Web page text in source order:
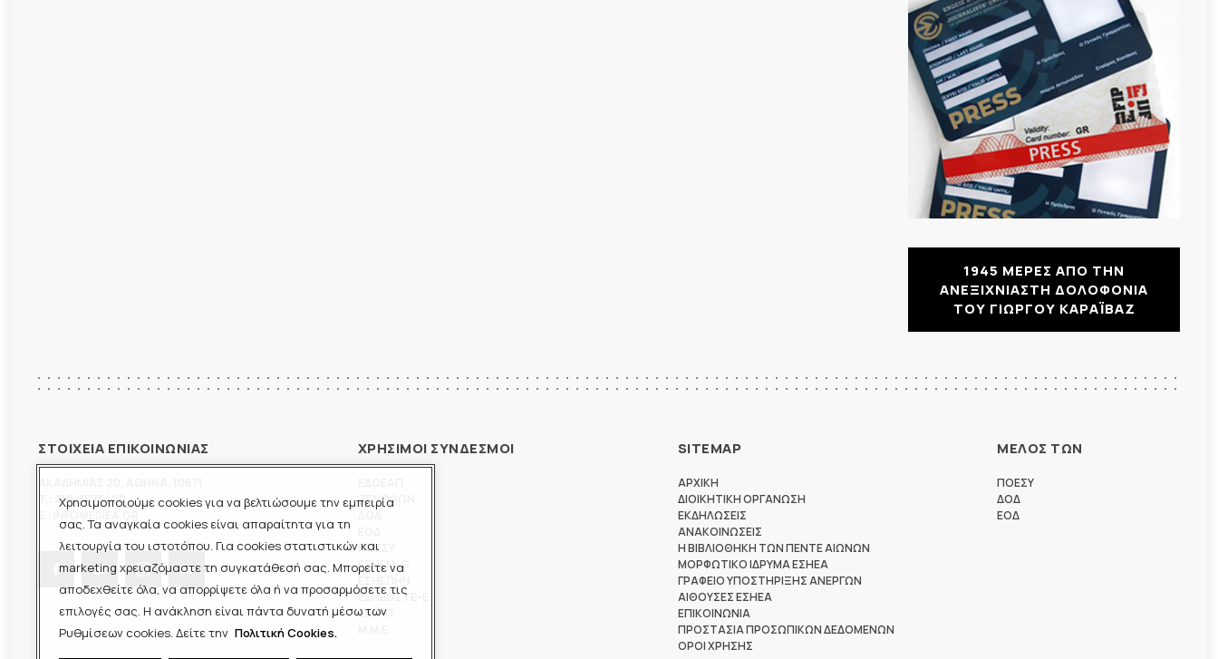
Χρησιμοποιούμε cookies για να βελτιώσουμε την εμπειρία
σας. Τα αναγκαία cookies είναι απαραίτητα για τη
λειτουργία του ιστοτόπου. Για cookies στατιστικών και
marketing χρειαζόμαστε τη συγκατάθεσή σας. Μπορείτε να
αποδεχθείτε όλα, να απορρίψετε όλα ή να προσαρμόσετε τις
επιλογές σας. Η ανάκληση είναι πάντα δυνατή μέσω των
Ρυθμίσεων cookies. Δείτε την Πολιτική Cookies.
1945 ΜΕΡΕΣ ΑΠΟ ΤΗΝ
ΑΝΕΞΙΧΝΙΑΣΤΗ ΔΟΛΟΦΟΝΙΑ
ΤΟΥ ΓΙΩΡΓΟΥ ΚΑΡΑΪΒΑΖ
ΣΤΟΙΧΕΙΑ ΕΠΙΚΟΙΝΩΝΙΑΣ
210-3675400
ΧΡΗΣΙΜΟΙ ΣΥΝΔΕΣΜΟΙ
ΞΕΝΟΦΩΝ
ΠΟΕΣΥ
ΕΣΗΕΜ-Θ
ΕΣΗΕΘΣΤΕ-Ε
ΕΣΠΗΤ
SITEMAP
ΑΡΧΙΚΗ
ΔΙΟΙΚΗΤΙΚΗ ΟΡΓΑΝΩΣΗ
ΕΚΔΗΛΩΣΕΙΣ
ΑΝΑΚΟΙΝΩΣΕΙΣ
Η ΒΙΒΛΙΟΘΗΚΗ ΤΩΝ ΠΕΝΤΕ ΑΙΩΝΩΝ
ΜΟΡΦΩΤΙΚΟ ΙΔΡΥΜΑ ΕΣΗΕΑ
ΓΡΑΦΕΙΟ ΥΠΟΣΤΗΡΙΞΗΣ ΑΝΕΡΓΩΝ
ΑΙΘΟΥΣΕΣ ΕΣΗΕΑ
ΕΠΙΚΟΙΝΩΝΙΑ
ΠΡΟΣΤΑΣΙΑ ΠΡΟΣΩΠΙΚΩΝ ΔΕΔΟΜΕΝΩΝ
ΟΡΟΙ ΧΡΗΣΗΣ
ΜΕΛΟΣ ΤΩΝ
ΠΟΕΣΥ
ΔΟΔ
ΕΟΔ